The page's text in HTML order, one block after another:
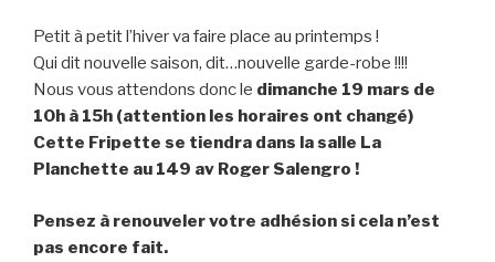
Petit à petit l’hiver va faire place au printemps !
Qui dit nouvelle saison, dit…nouvelle garde-robe !!!!
Nous vous attendons donc le dimanche 19 mars de
10h à 15h (attention les horaires ont changé)
Cette Fripette se tiendra dans la salle La
Planchette au 149 av Roger Salengro !
Pensez à renouveler votre adhésion si cela n’est
pas encore fait.